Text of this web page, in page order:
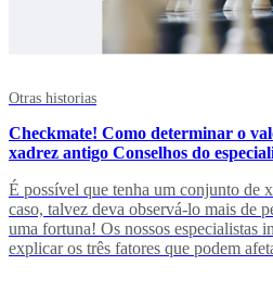
Otras historias
Checkmate! Como determinar o
xadrez antigo Conselhos do
É possível que tenha um conjunto de
caso, talvez deva observá-lo mais de
uma fortuna! Os nossos especialistas
explicar os três fatores que podem